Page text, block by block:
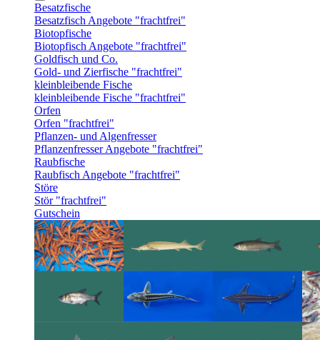
Besatzfische
Besatzfisch Angebote "frachtfrei"
Biotopfische
Biotopfisch Angebote "frachtfrei"
Goldfisch und Co.
Gold- und Zierfische "frachtfrei"
kleinbleibende Fische
kleinbleibende Fische "frachtfrei"
Orfen
Orfen "frachtfrei"
Pflanzen- und Algenfresser
Pflanzenfresser Angebote "frachtfrei"
Raubfische
Raubfisch Angebote "frachtfrei"
Störe
Stör "frachtfrei"
Gutschein